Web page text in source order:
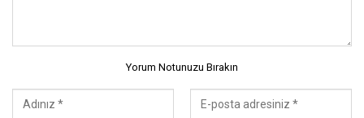
Yorum Notunuzu Bırakın